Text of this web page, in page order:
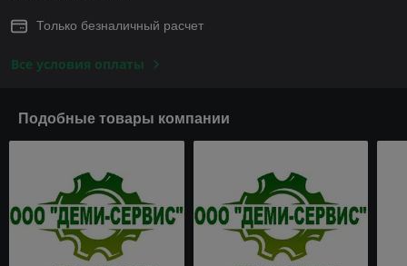
Только безналичный расчет
Все условия оплаты
Подобные товары компании